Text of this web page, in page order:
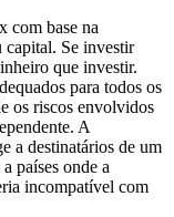
com base na
capital. Se investir
que investir.
para todos os
os riscos envolvidos
A
a destinatários de um
países onde a
incompatível com